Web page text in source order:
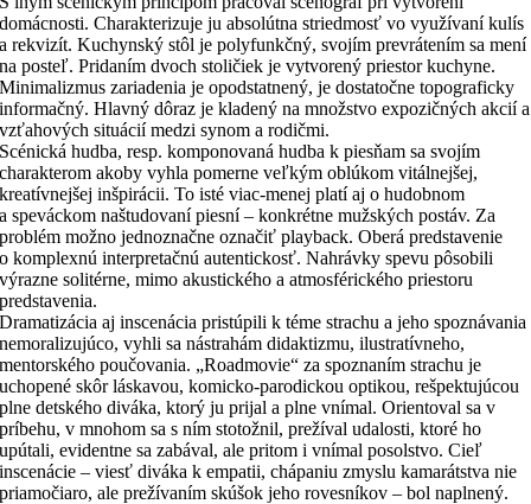
domácnosti. Charakterizuje ju absolútna striedmosť vo využívaní kulís
a rekvizít. Kuchynský stôl je polyfunkčný, svojím prevrátením sa mení
na posteľ. Pridaním dvoch stoličiek je vytvorený priestor kuchyne.
Minimalizmus zariadenia je opodstatnený, je dostatočne topograficky
informačný. Hlavný dôraz je kladený na množstvo expozičných akcií a
vzťahových situácií medzi synom a rodičmi.
Scénická hudba, resp. komponovaná hudba k piesňam sa svojím
charakterom akoby vyhla pomerne veľkým oblúkom vitálnejšej,
kreatívnejšej inšpirácii. To isté viac-menej platí aj o hudobnom
a speváckom naštudovaní piesní – konkrétne mužských postáv. Za
problém možno jednoznačne označiť playback. Oberá predstavenie
o komplexnú interpretačnú autentickosť. Nahrávky spevu pôsobili
výrazne solitérne, mimo akustického a atmosférického priestoru
predstavenia.
Dramatizácia aj inscenácia pristúpili k téme strachu a jeho spoznávania
nemoralizujúco, vyhli sa nástrahám didaktizmu, ilustratívneho,
mentorského poučovania. „Roadmovie“ za spoznaním strachu je
uchopené skôr láskavou, komicko-parodickou optikou, rešpektujúcou
plne detského diváka, ktorý ju prijal a plne vnímal. Orientoval sa v
príbehu, v mnohom sa s ním stotožnil, prežíval udalosti, ktoré ho
upútali, evidentne sa zabával, ale pritom i vnímal posolstvo. Cieľ
inscenácie – viesť diváka k empatii, chápaniu zmyslu kamarátstva nie
priamočiaro, ale prežívaním skúšok jeho rovesníkov – bol naplnený.